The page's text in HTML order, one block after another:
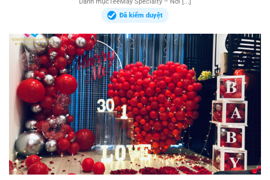
Danh mụcTeeMay Specialty – Nơi [...]
Đã kiểm duyệt